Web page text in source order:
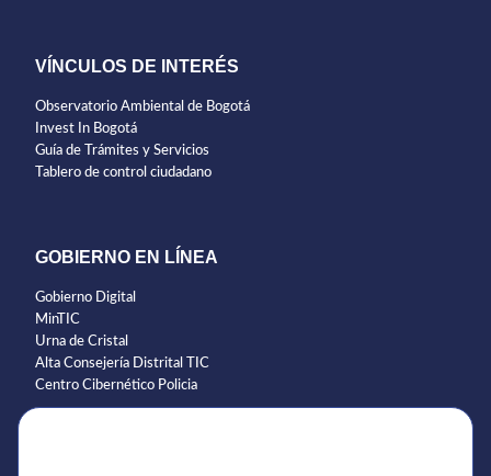
VÍNCULOS DE INTERÉS
Observatorio Ambiental de Bogotá
Invest In Bogotá
Guía de Trámites y Servicios
Tablero de control ciudadano
GOBIERNO EN LÍNEA
Gobierno Digital
MinTIC
Urna de Cristal
Alta Consejería Distrital TIC
Centro Cibernético Policia